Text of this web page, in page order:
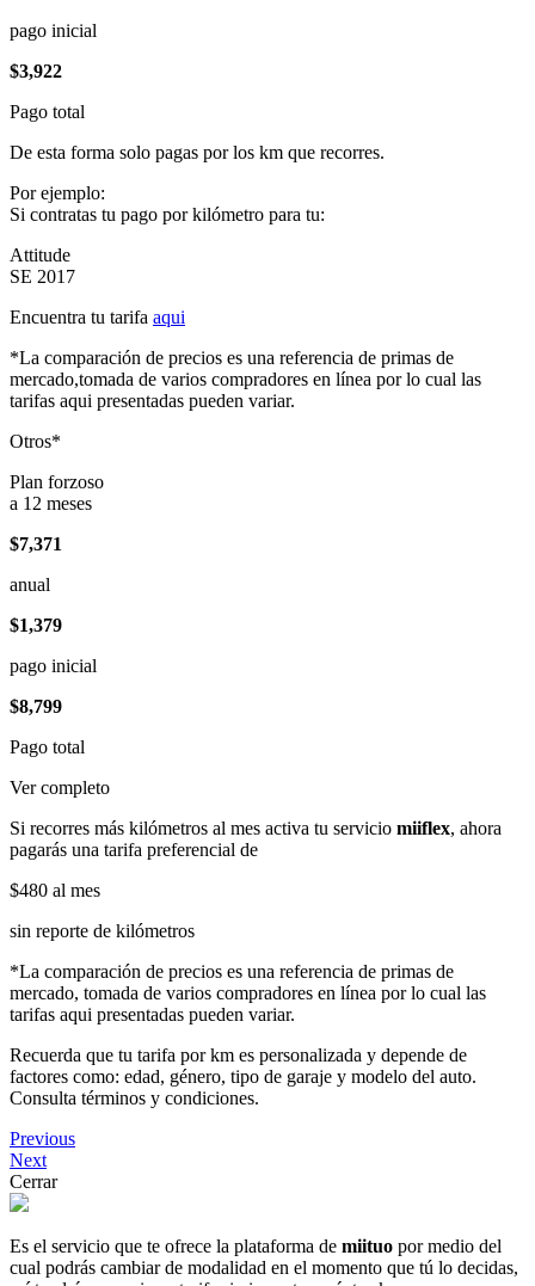
pago inicial
$3,922
Pago total
De esta forma solo pagas por los km que recorres.
Por ejemplo:
Si contratas tu pago por kilómetro para tu:
Attitude
SE 2017
Encuentra tu tarifa aqui
*La comparación de precios es una referencia de primas de
mercado,tomada de varios compradores en línea por lo cual las
tarifas aqui presentadas pueden variar.
Otros*
Plan forzoso
a 12 meses
$7,371
anual
$1,379
pago inicial
$8,799
Pago total
Ver completo
Si recorres más kilómetros al mes activa tu servicio miiflex, ahora
pagarás una tarifa preferencial de
$480 al mes
sin reporte de kilómetros
*La comparación de precios es una referencia de primas de
mercado, tomada de varios compradores en línea por lo cual las
tarifas aqui presentadas pueden variar.
Recuerda que tu tarifa por km es personalizada y depende de
factores como: edad, género, tipo de garaje y modelo del auto.
Consulta términos y condiciones.
Previous
Next
Cerrar
Es el servicio que te ofrece la plataforma de miituo por medio del
cual podrás cambiar de modalidad en el momento que tú lo decidas,